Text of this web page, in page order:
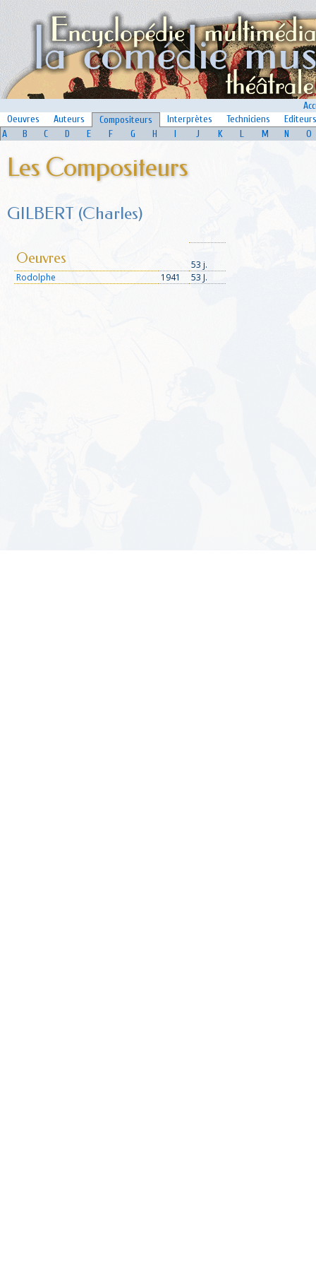
Oeuvres
Auteurs Compositeurs Interprètes Techniciens
Editeurs
A
B C D E F G H I J K L M N O
Les Compositeurs
GILBERT (Charles)
Oeuvres
53 j.
Rodolphe
1941 53 J.